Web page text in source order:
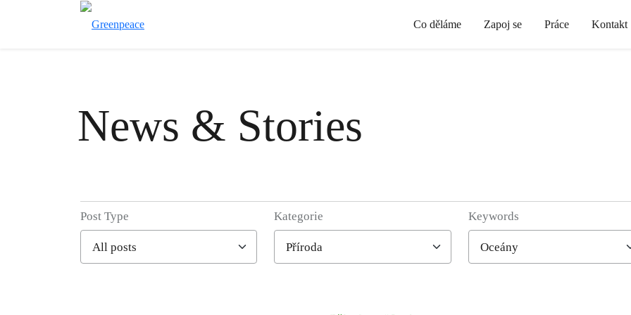
Co děláme Zapoj se Práce Kontakt
News & Stories
Filter posts
Post Type Kategorie Keywords